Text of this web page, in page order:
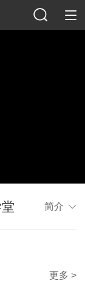
简介
更多 >